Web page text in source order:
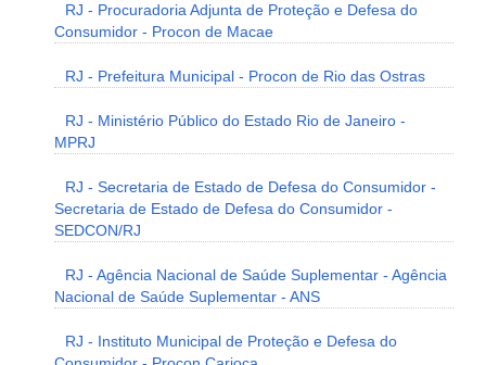
RJ - Procuradoria Adjunta de Proteção e Defesa do
Consumidor - Procon de Macae
RJ - Prefeitura Municipal - Procon de Rio das Ostras
RJ - Ministério Público do Estado Rio de Janeiro -
MPRJ
RJ - Secretaria de Estado de Defesa do Consumidor -
Secretaria de Estado de Defesa do Consumidor -
SEDCON/RJ
RJ - Agência Nacional de Saúde Suplementar - Agência
Nacional de Saúde Suplementar - ANS
RJ - Instituto Municipal de Proteção e Defesa do